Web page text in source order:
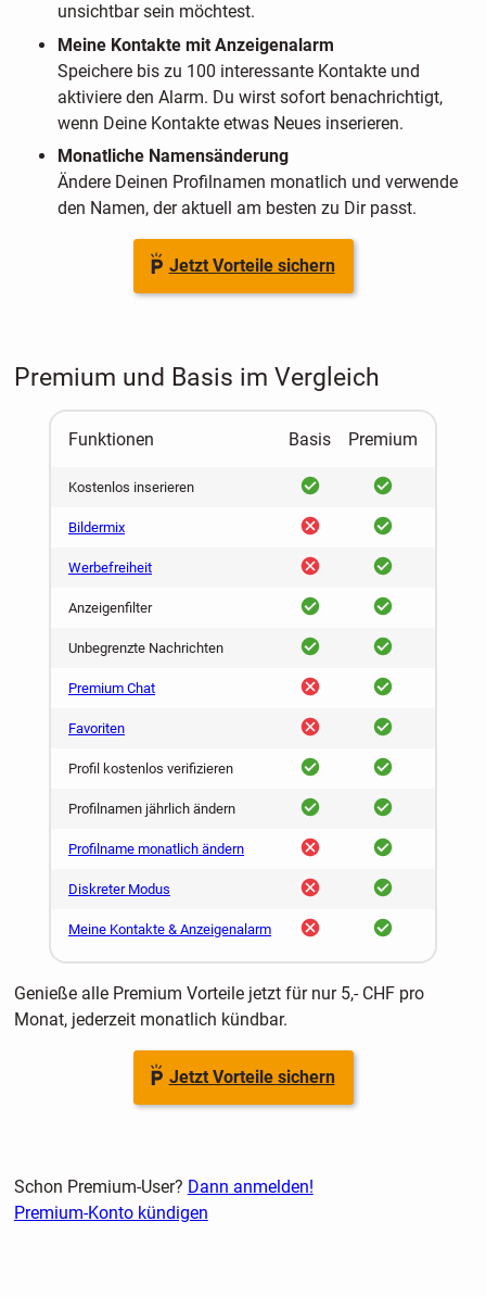
unsichtbar sein möchtest.
Meine Kontakte mit Anzeigenalarm
Speichere bis zu 100 interessante Kontakte und
aktiviere den Alarm. Du wirst sofort benachrichtigt,
wenn Deine Kontakte etwas Neues inserieren.
Monatliche Namensänderung
Ändere Deinen Profilnamen monatlich und verwende
den Namen, der aktuell am besten zu Dir passt.
Jetzt Vorteile sichern
Premium und Basis im Vergleich
Funktionen Basis Premium
Kostenlos inserieren ja ja
Bildermix nein ja
Werbefreiheit nein ja
Anzeigenfilter ja ja
Unbegrenzte Nachrichten ja ja
Premium Chat nein ja
Favoriten nein ja
Profil kostenlos verifizieren ja ja
Profilnamen jährlich ändern ja ja
Profilname monatlich ändern nein ja
Diskreter Modus nein ja
Meine Kontakte & Anzeigenalarm nein ja
Genieße alle Premium Vorteile jetzt für nur 5,- CHF pro
Monat, jederzeit monatlich kündbar.
Jetzt Vorteile sichern
Schon Premium-User? Dann anmelden!
Premium-Konto kündigen